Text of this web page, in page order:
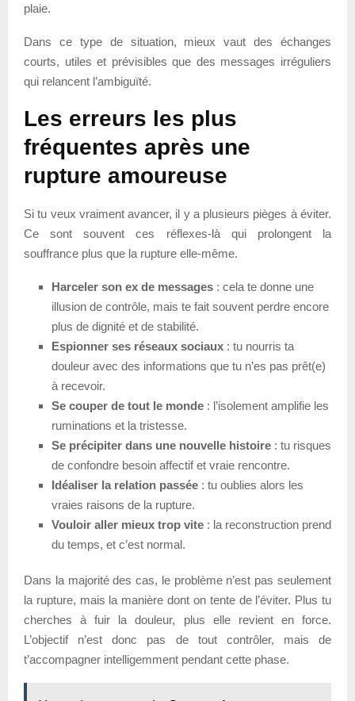
plaie.
Dans ce type de situation, mieux vaut des échanges
courts, utiles et prévisibles que des messages irréguliers
qui relancent l’ambiguïté.
Les erreurs les plus
fréquentes après une
rupture amoureuse
Si tu veux vraiment avancer, il y a plusieurs pièges à éviter.
Ce sont souvent ces réflexes-là qui prolongent la
souffrance plus que la rupture elle-même.
Harceler son ex de messages : cela te donne une
illusion de contrôle, mais te fait souvent perdre encore
plus de dignité et de stabilité.
Espionner ses réseaux sociaux : tu nourris ta
douleur avec des informations que tu n’es pas prêt(e)
à recevoir.
Se couper de tout le monde : l’isolement amplifie les
ruminations et la tristesse.
Se précipiter dans une nouvelle histoire : tu risques
de confondre besoin affectif et vraie rencontre.
Idéaliser la relation passée : tu oublies alors les
vraies raisons de la rupture.
Vouloir aller mieux trop vite : la reconstruction prend
du temps, et c’est normal.
Dans la majorité des cas, le problème n’est pas seulement
la rupture, mais la manière dont on tente de l’éviter. Plus tu
cherches à fuir la douleur, plus elle revient en force.
L’objectif n’est donc pas de tout contrôler, mais de
t’accompagner intelligemment pendant cette phase.